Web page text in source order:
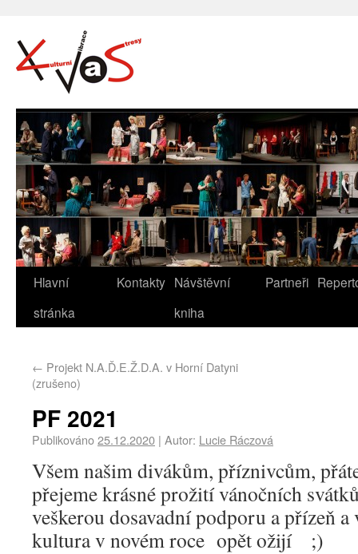
Hlavní
stránka
Kontakty Návštěvní
kniha
Partneři
← Projekt N.A.Ď.E.Ž.D.A. v Horní Datyni
(zrušeno)
PF 2021
Publikováno25.12.2020 | Autor: Lucie Ráczová
Všem našim divákům, příznivcům,
přejeme krásné prožití vánočních
veškerou dosavadní podporu a přízeň
kultura v novém roce opět ožijí ;)